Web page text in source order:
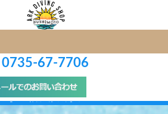
0735-67-7706
Blog > お祝いはみんなで！